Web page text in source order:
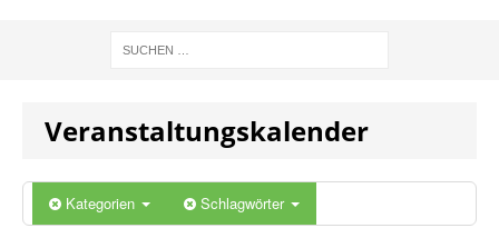
Veranstaltungskalender
Kategorien Schlagwörter
5:00